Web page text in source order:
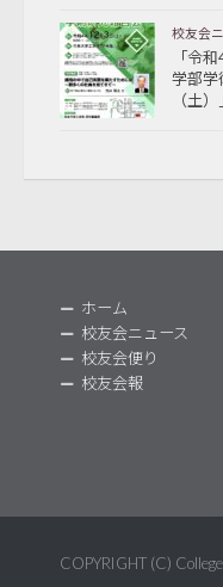
校友会
「令
学部学
（土
ホーム
校友会ニュース
校友会便り
校友会報
COPYRIGHT (C)